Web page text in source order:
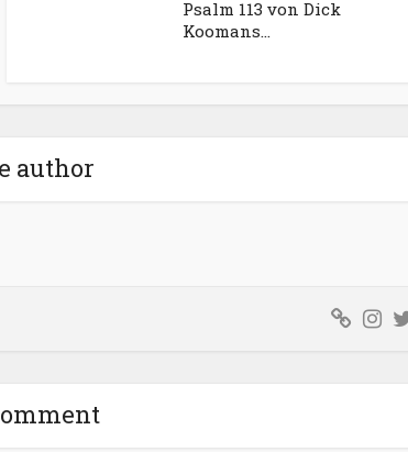
Psalm 113 von Dick
Koomans...
author